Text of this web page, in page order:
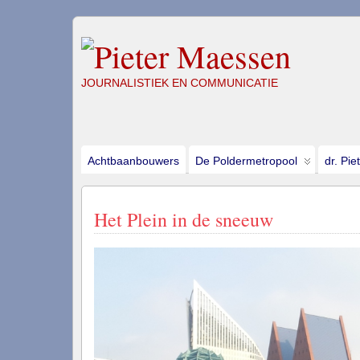
JOURNALISTIEK EN COMMUNICATIE
Achtbaanbouwers De Poldermetropool dr.
Het Plein in de sneeuw